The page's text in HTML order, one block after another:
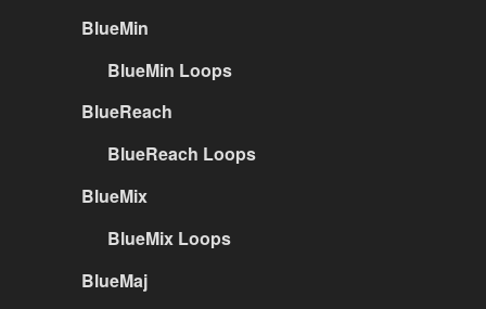
BlueMin
BlueMin Loops
BlueReach
BlueReach Loops
BlueMix
BlueMix Loops
BlueMaj